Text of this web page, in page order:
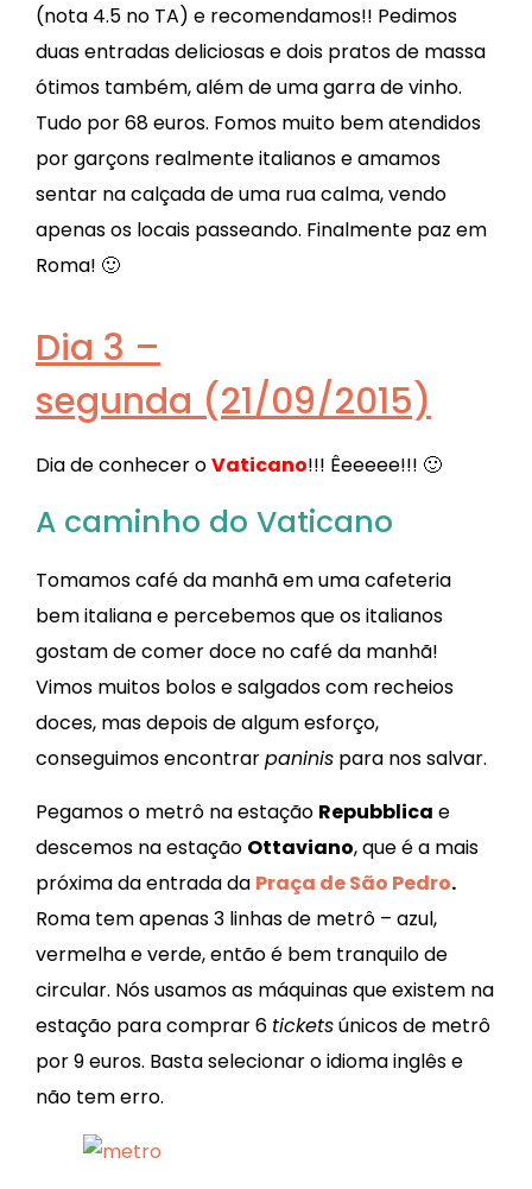
(nota 4.5 no TA) e recomendamos!! Pedimos
duas entradas deliciosas e dois pratos de massa
ótimos também, além de uma garra de vinho.
Tudo por 68 euros. Fomos muito bem atendidos
por garçons realmente italianos e amamos
sentar na calçada de uma rua calma, vendo
apenas os locais passeando. Finalmente paz em
Roma! 🙂
Dia 3 –
segunda (21/09/2015)
Dia de conhecer oVaticano!!! Êeeeee!!! 🙂
A caminho do Vaticano
Tomamos café da manhã em uma cafeteria
bem italiana e percebemos que os italianos
gostam de comer doce no café da manhã!
Vimos muitos bolos e salgados com recheios
doces, mas depois de algum esforço,
conseguimos encontrarpaninis para nos salvar.
Pegamos o metrô na estação Repubblica e
descemos na estação Ottaviano, que é a mais
próxima da entrada da Praça de São Pedro.
Roma tem apenas 3 linhas de metrô – azul,
vermelha e verde, então é bem tranquilo de
circular. Nós usamos as máquinas que existem na
estação para comprar 6 ticketsúnicos de metrô
por 9 euros. Basta selecionar o idioma inglês e
não tem erro.